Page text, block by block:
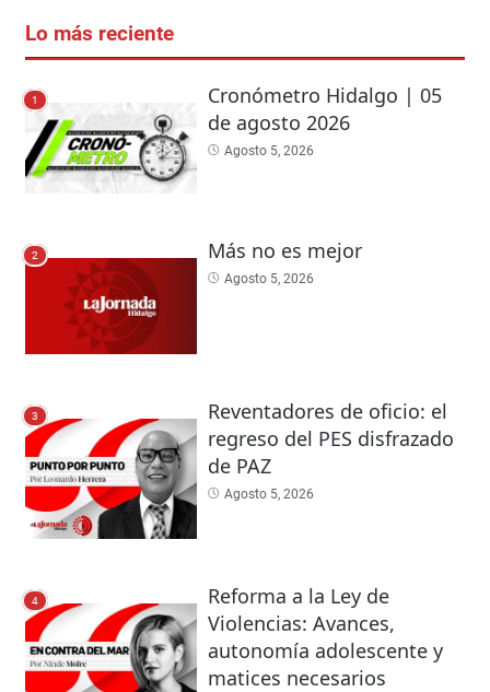
Lo más reciente
1
Cronómetro Hidalgo | 05
de agosto 2026
Agosto 5, 2026
2 Más no es mejor
Agosto 5, 2026
3
Reventadores de oficio: el
regreso del PES disfrazado
de PAZ
Agosto 5, 2026
4
Reforma a la Ley de
Violencias: Avances,
autonomía adolescente y
matices necesarios